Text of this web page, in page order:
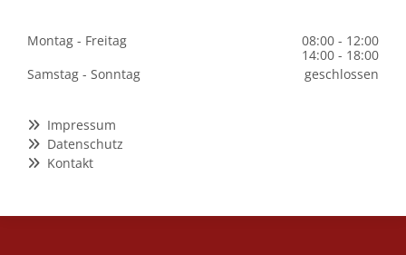
Montag - Freitag
08:00 - 12:00
14:00 - 18:00
Samstag - Sonntag
geschlossen
 Impressum
 Datenschutz
 Kontakt